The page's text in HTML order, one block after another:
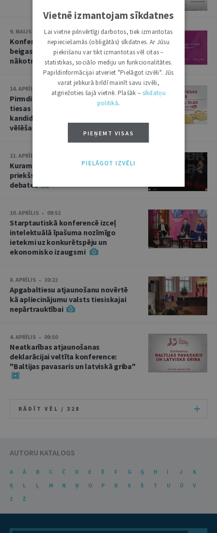
9. MAIJS • 13:50
Konference “Otrā pasaules kara
beigas Eiropā un Baltija: nolaupītā
nākotne”
14. APRĪLIS • 10:13
Pirmdien plēnumā – Augstākās
tiesas priekšsēdētāja amata
kandidāta izvirzīšana un divas
vēlēšanas
11. APRĪLIS • 15:02
Kuram jābūt Augstākās tiesas
priekšsēdētājam? Kandidātu
debates
10. APRĪLIS • 09:52
Starptautiskā konferencē izceļ
intelektuālā īpašuma nozīmīgo
ietekmi uz konkurētspēju un
ekonomisko izaugsmi
8. APRĪLIS • 10:22
Apgabaltiesu atjaunošanu novērtē
kā apliecinājumu valsts tiesiskajai
nepārtrauktībai
4. APRĪLIS • 09:50
Neatkarības atjaunošanas
deklarācijai veltīta konference:
"Baltijas pavasaris un latviskā griba"
RĀDĪT VĒL / 328
AUTORU KATALOGS
A Ā B C Č D E Ē F G Ģ H I J
K
Ķ
L Ļ M N Ņ O P R S Š T U Ū
V
Z
Ž
Vietnē izmantojam sīkdatnes
Lai vietne pilnvērtīgi darbotos, tiek izmantotas
nepieciešamās (obligātās) sīkdatnes. Ar Jūsu
piekrišanu var tikt izmantotas vēl citas –
statistikas, sociālo mediju un funkcionalitātes.
Papildinformācijai atveriet "Pielāgot izvēli". Jūs
varat jebkurā brīdī mainīt savu izvēli,
atgriežoties šajā vietnē. Plašāk – sīkdatņu
politikā.
PIEŅEMT VISAS
PIELĀGOT IZVĒLI